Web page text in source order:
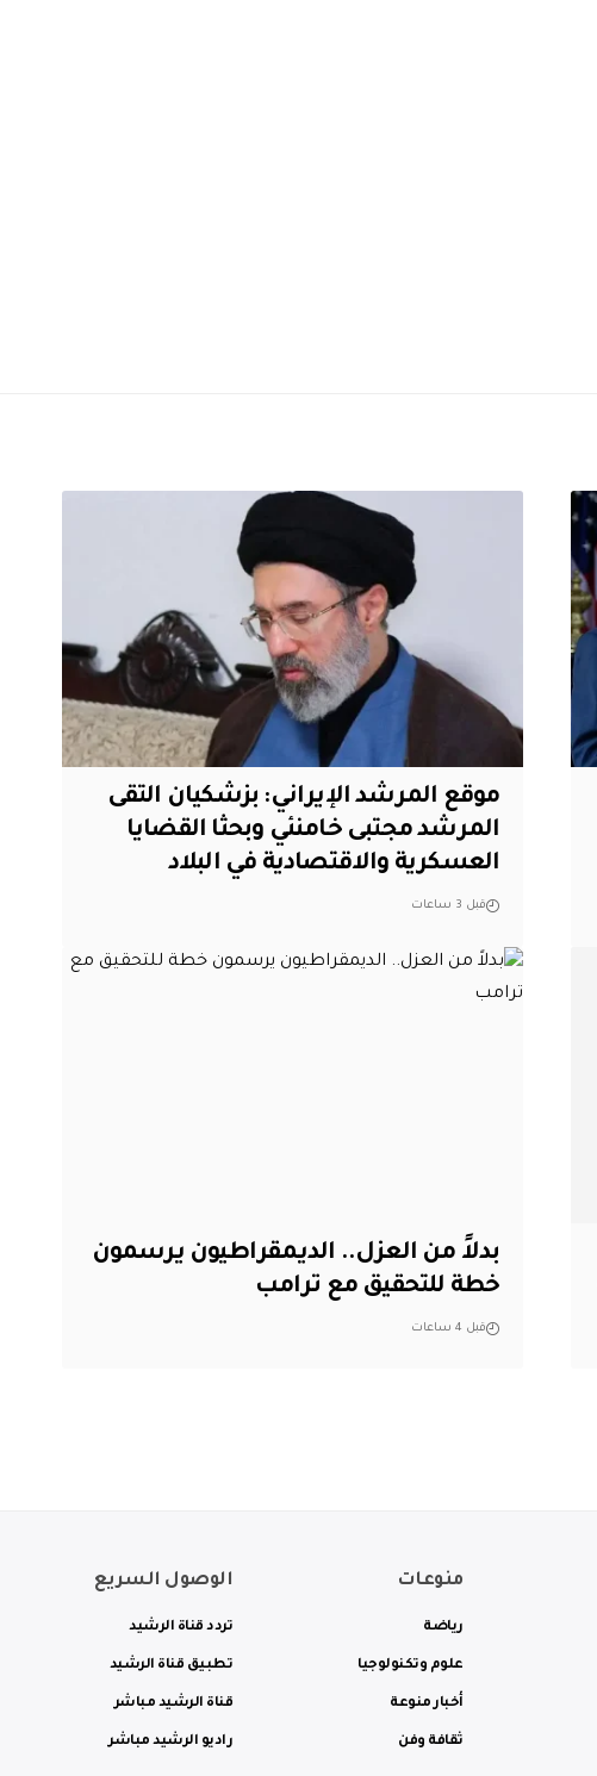
موقع المرشد الإيراني: بزشكيان التقى
المرشد مجتبى خامنئي وبحثا القضايا
العسكرية والاقتصادية في البلاد
قبل 3 ساعات
بدلاً من العزل.. الديمقراطيون يرسمون
خطة للتحقيق مع ترامب
قبل 4 ساعات
منوعات
رياضة
علوم وتكنولوجيا
أخبار منوعة
ثقافة وفن
الوصول السريع
تردد قناة الرشيد
تطبيق قناة الرشيد
قناة الرشيد مباشر
راديو الرشيد مباشر